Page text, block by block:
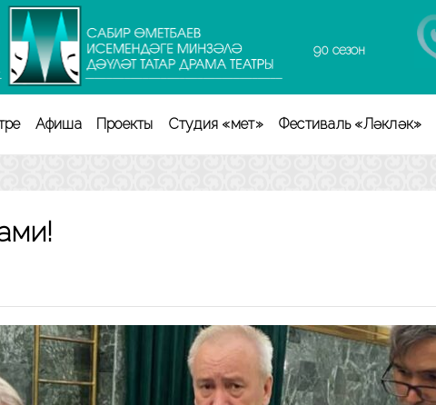
90 сезон
Афиша Проекты Студия «Өмет» Фестиваль «Ләкләк»